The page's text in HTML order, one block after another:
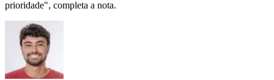
prioridade", completa a nota.